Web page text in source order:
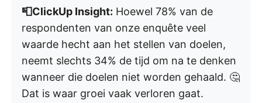
📮ClickUp Insight: Hoewel 78% van de
respondenten van onze enquête veel
waarde hecht aan het stellen van doelen,
neemt slechts 34% de tijd om na te denken
wanneer die doelen niet worden gehaald. 🤔
Dat is waar groei vaak verloren gaat.